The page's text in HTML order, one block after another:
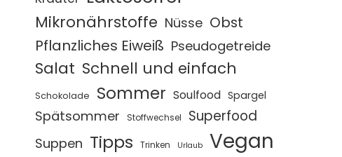
Mikronährstoffe Nüsse Obst
Pflanzliches Eiweiß Pseudogetreide
Salat Schnell und einfach
Schokolade Sommer Soulfood Spargel
Spätsommer Stoffwechsel Superfood
Suppen Tipps Trinken Urlaub Vegan